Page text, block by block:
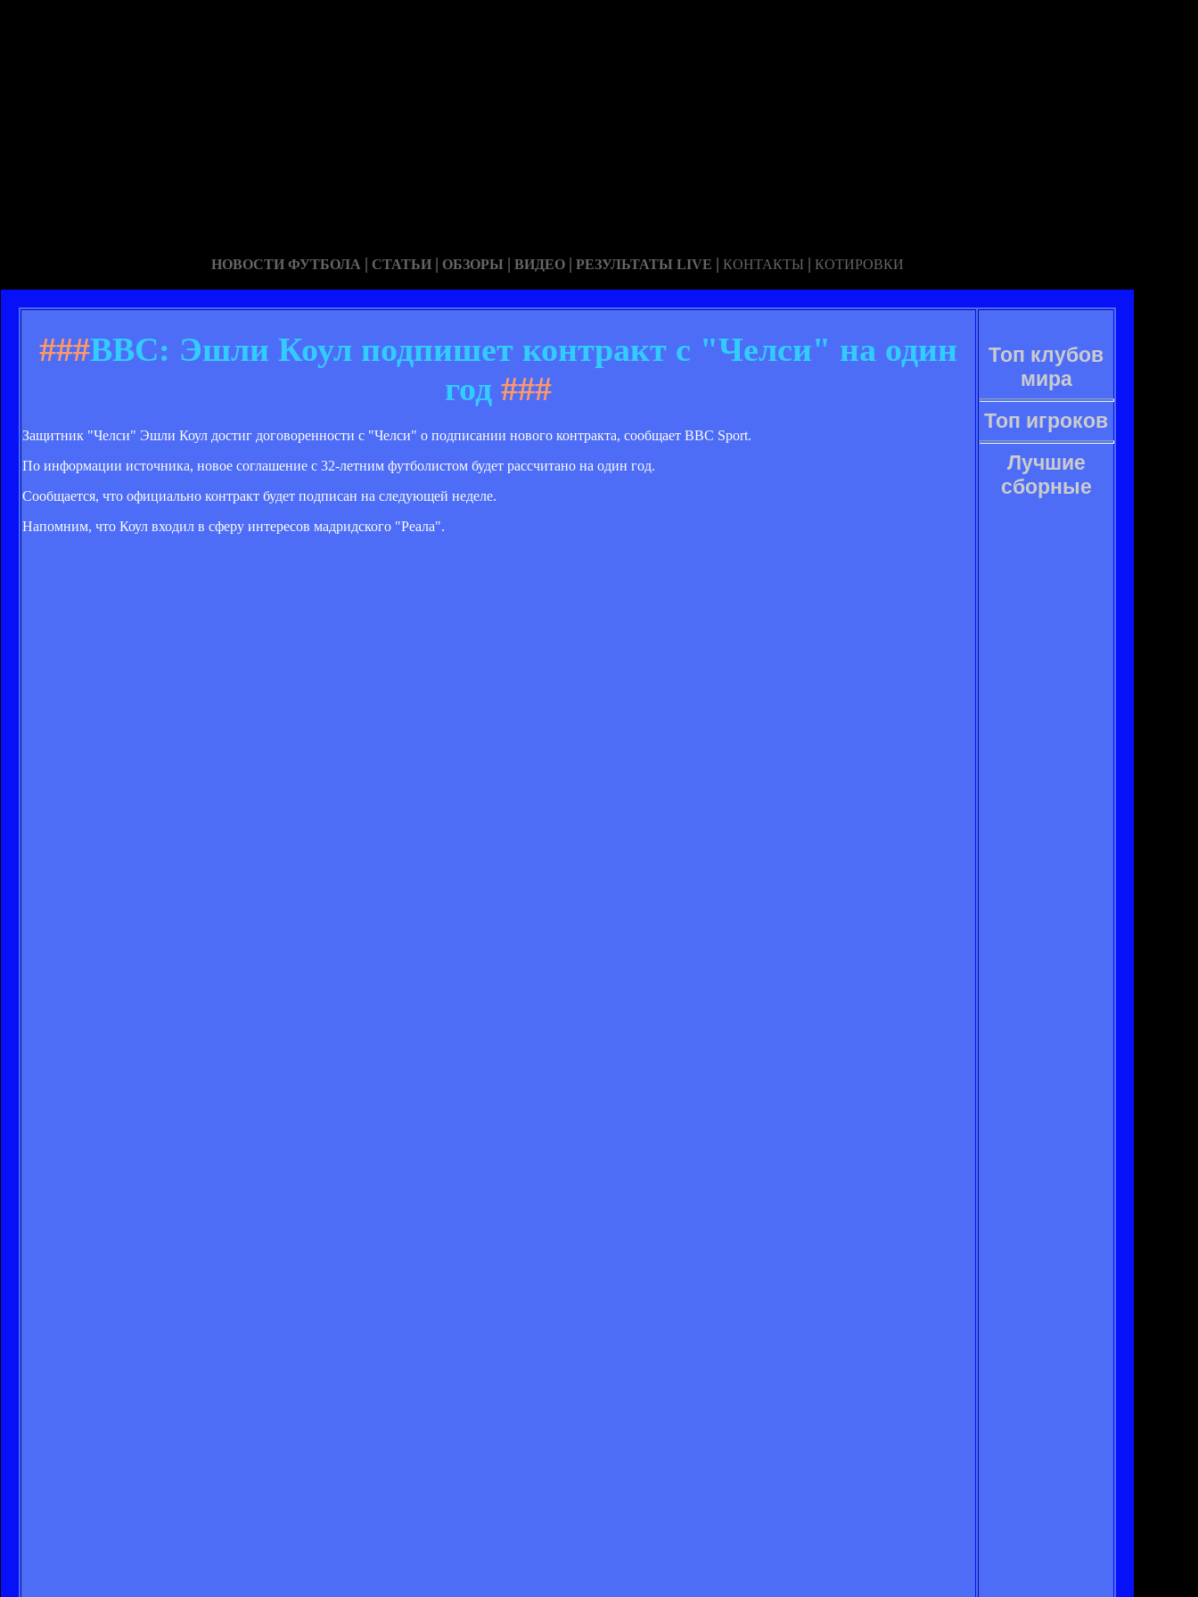
НОВОСТИ ФУТБОЛА | СТАТЬИ | ОБЗОРЫ | ВИДЕО | РЕЗУЛЬТАТЫ LIVE | КОНТАКТЫ | КОТИРОВКИ
###BBC: Эшли Коул подпишет контракт с "Челси" на один
год ###
Защитник "Челси" Эшли Коул достиг договоренности с "Челси" о подписании нового контракта, сообщает BBC Sport.
По информации источника, новое соглашение с 32-летним футболистом будет рассчитано на один год.
Сообщается, что официально контракт будет подписан на следующей неделе.
Напомним, что Коул входил в сферу интересов мадридского "Реала".
Топ клубов
мира
Топ игроков
Лучшие
сборные